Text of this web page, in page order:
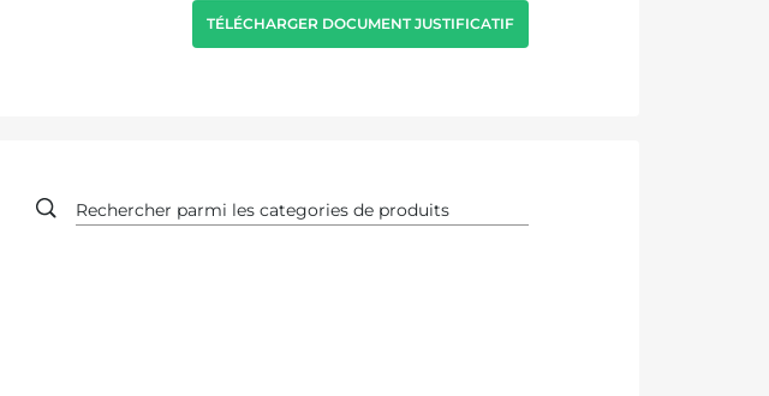
TÉLÉCHARGER DOCUMENT JUSTIFICATIF